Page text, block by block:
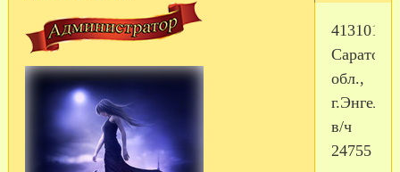
413101,
обл.,
в/ч
24755